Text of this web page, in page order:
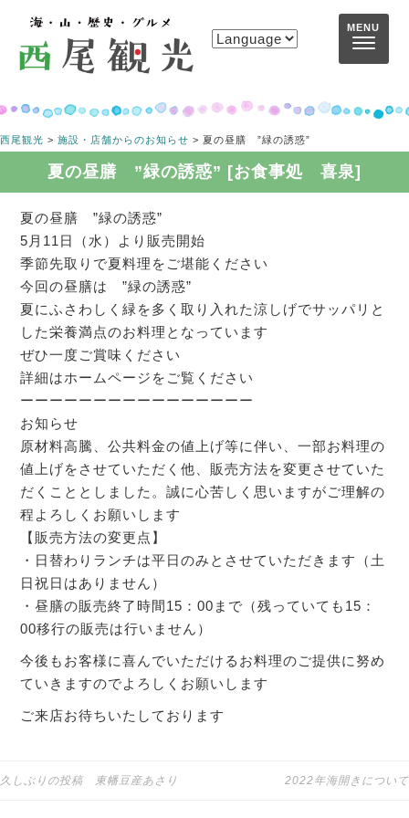
コンテンツへスキップ
西尾観光 > 施設・店舗からのお知らせ > 夏の昼膳 ”緑の誘惑”
夏の昼膳 ”緑の誘惑” [お食事処 喜泉]
夏の昼膳 ”緑の誘惑”
5月11日（水）より販売開始
季節先取りで夏料理をご堪能ください
今回の昼膳は ”緑の誘惑”
夏にふさわしく緑を多く取り入れた涼しげでサッパリと
した栄養満点のお料理となっています
ぜひ一度ご賞味ください
詳細はホームページをご覧ください
ーーーーーーーーーーーーーーーー
お知らせ
原材料高騰、公共料金の値上げ等に伴い、一部お料理の
値上げをさせていただく他、販売方法を変更させていた
だくこととしました。誠に心苦しく思いますがご理解の
程よろしくお願いします
【販売方法の変更点】
・日替わりランチは平日のみとさせていただきます（土
日祝日はありません）
・昼膳の販売終了時間15：00まで（残っていても15：
00移行の販売は行いません）
今後もお客様に喜んでいただけるお料理のご提供に努め
ていきますのでよろしくお願いします
ご来店お待ちいたしております
久しぶりの投稿 東幡豆産あさり 2022年海開きについて
MENU